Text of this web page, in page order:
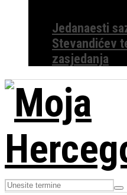
Jedanaesti
Stevandićev
zasjedanja